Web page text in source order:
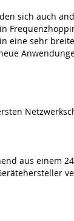
sich auch
eine sehr
aus einem